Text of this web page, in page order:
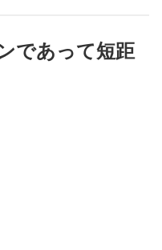
であって短距